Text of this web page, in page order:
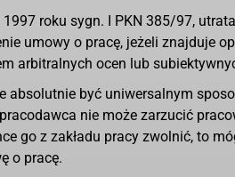
roku sygn. I PKN 385/97,
umowy o pracę, jeżeli znajduje
arbitralnych ocen lub
absolutnie być uniwersalnym
nie może zarzucić
go z zakładu pracy zwolnić, to
o pracę.